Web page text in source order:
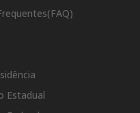
Estadual